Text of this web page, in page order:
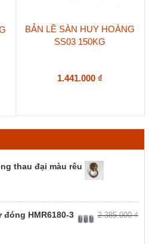
BẢN LỀ SÀN HUY HOÀNG
SS03 150KG
1.441.000 ₫
thau đại màu rêu
HMR6180-3 2.385.000₫